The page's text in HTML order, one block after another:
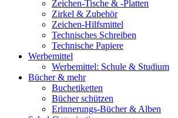
Zeichen-Tische & -Platten
Zirkel & Zubehör
Zeichen-Hilfsmittel
Technisches Schreiben
Technische Papiere
Werbemittel
Werbemittel: Schule & Studium
Bücher & mehr
Buchetiketten
Bücher schützen
Erinnerungs-Bücher & Alben